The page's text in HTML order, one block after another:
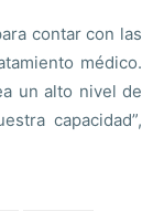
contar con las
médico.
un alto nivel de
capacidad”,